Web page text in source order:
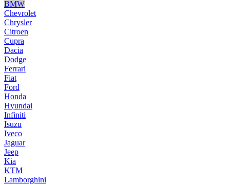
BMW
Chevrolet
Chrysler
Citroen
Cupra
Dacia
Dodge
Ferrari
Fiat
Ford
Honda
Hyundai
Infiniti
Isuzu
Iveco
Jaguar
Jeep
Kia
KTM
Lamborghini